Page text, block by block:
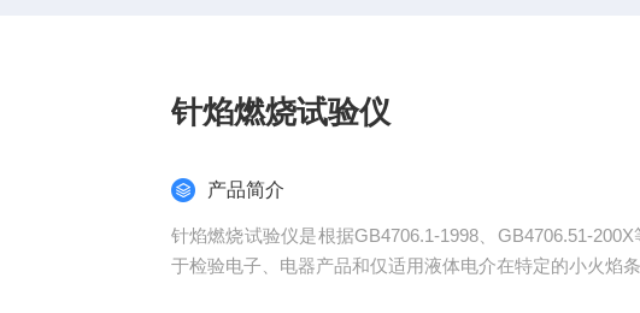
针焰燃烧试验仪
产品简介
针焰燃烧试验仪是根据GB4706.1-1998、GB4706.51-
于检验电子、电器产品和仅适用液体电介在特定的小火焰条